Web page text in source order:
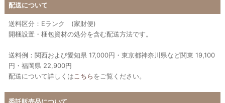
配送について
送料区分：Eランク (家財便)
開梱設置・梱包資材の処分を含む配送方法です。
送料例：関西および愛知県 17,000円・東京都神奈川県など関東 19,100
円・福岡県 22,900円
配送について詳しくは こちらをご覧ください。
委託販売品について